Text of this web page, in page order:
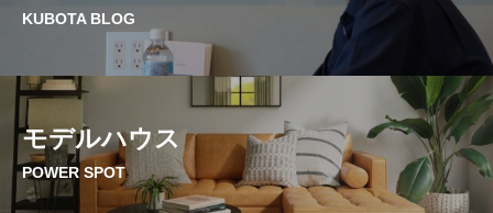
KUBOTA BLOG
モデルハウス
POWER SPOT